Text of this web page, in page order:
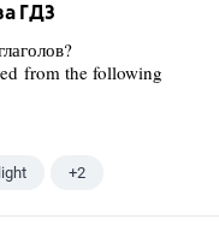
ГДЗ
from the following
+2